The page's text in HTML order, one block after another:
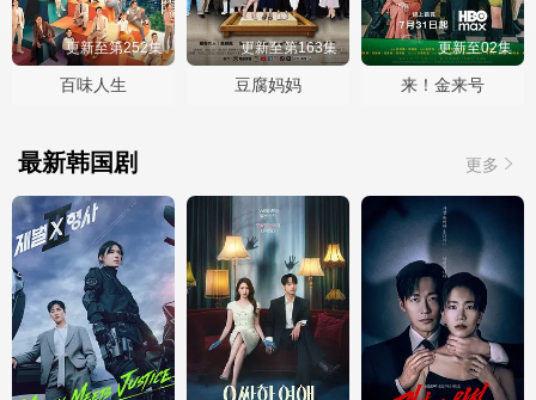
更新至第252集
百味人生
更新至第163集
豆腐妈妈
更新至02集
来！金来号
更多
最新韩国剧